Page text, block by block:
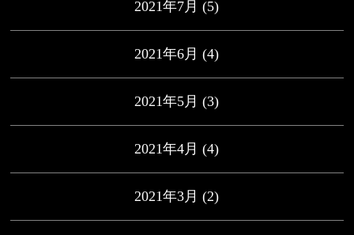
2021年7月 (5)
2021年6月 (4)
2021年5月 (3)
2021年4月 (4)
2021年3月 (2)